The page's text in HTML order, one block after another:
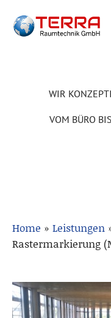
WIR
VOM BÜRO
Home » Leistungen
Rastermarkierung